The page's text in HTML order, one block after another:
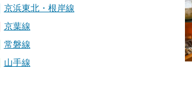
京浜東北・根岸線
京葉線
常磐線
山手線